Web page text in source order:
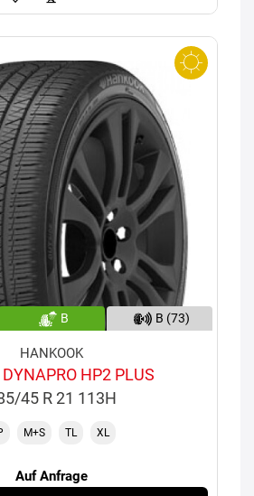
B B (73)
HANKOOK
HP2 PLUS
45 R 21 113H
M+S TL XL
Auf Anfrage